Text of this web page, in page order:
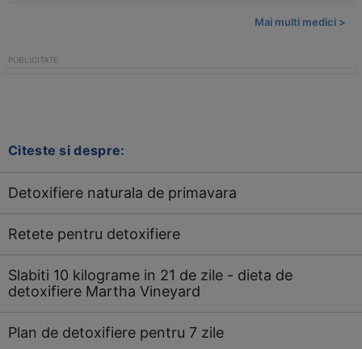
Mai multi medici >
Citeste si despre:
Detoxifiere naturala de primavara
Retete pentru detoxifiere
Slabiti 10 kilograme in 21 de zile - dieta de
detoxifiere Martha Vineyard
Plan de detoxifiere pentru 7 zile